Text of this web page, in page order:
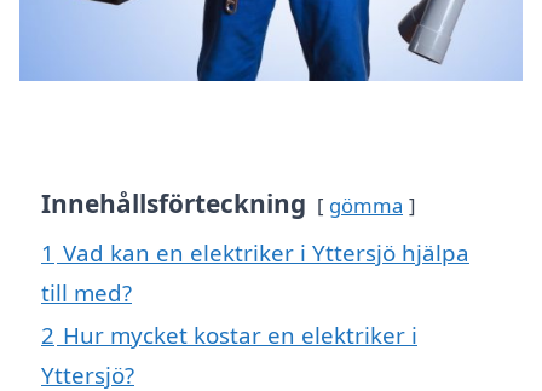
Innehållsförteckning gömma
1 Vad kan en elektriker i Yttersjö hjälpa
till med?
2 Hur mycket kostar en elektriker i
Yttersjö?